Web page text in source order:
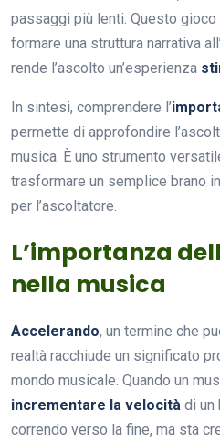
passaggi più lenti. Questo
formare una struttura narrativa
rende l’ascolto un’esperienza
In sintesi, comprendere l’
permette di approfondire
musica. È uno strumento
trasformare un semplice brano
per l’ascoltatore.
L’importanza
nella musica
Accelerando, un termine che
realtà racchiude un significato
mondo musicale. Quando un
incrementare la velocità di un
correndo verso la fine, ma sta